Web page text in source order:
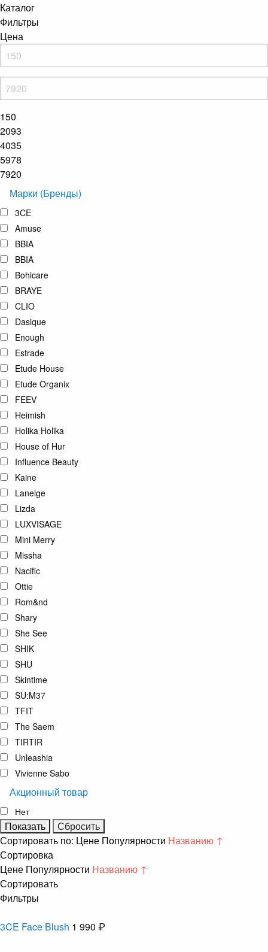
Каталог
Фильтры
Цена
150
2093
4035
5978
7920
Марки (Бренды)
3CE
Amuse
BBIA
BBIA
Bohicare
BRAYE
CLIO
Dasique
Enough
Estrade
Etude House
Etude Organix
FEEV
Heimish
Holika Holika
House of Hur
Influence Beauty
Kaine
Laneige
Lizda
LUXVISAGE
Mini Merry
Missha
Nacific
Ottie
Rom&nd
Shary
She See
SHIK
SHU
Skintime
SU:M37
TFIT
The Saem
TIRTIR
Unleashia
Vivienne Sabo
Акционный товар
Нет
Сортировать по: Цене Популярности Названию ↑
Сортировка
Цене Популярности Названию ↑
Сортировать
Фильтры
3CE Face Blush 1 990 ₽